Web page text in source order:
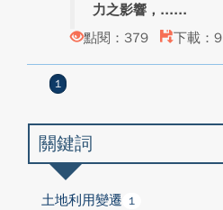
力之影響，...
點閱：379
下載：9
1
關鍵詞
土地利用變遷 1